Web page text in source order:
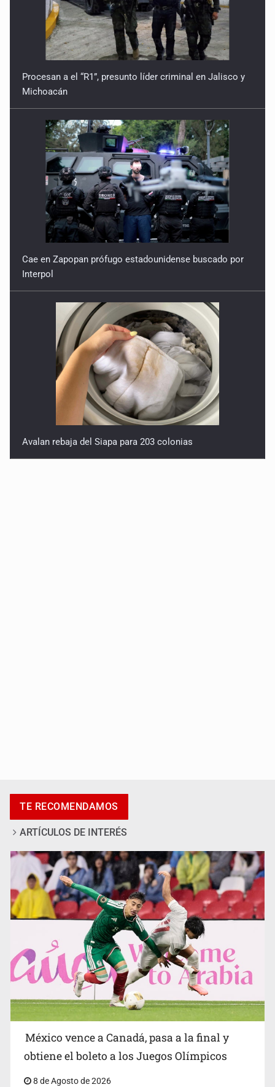
Procesan a el “R1”, presunto líder criminal en Jalisco y
Michoacán
Cae en Zapopan prófugo estadounidense buscado por
Interpol
Avalan rebaja del Siapa para 203 colonias
Accidentes resaltan en causas de muerte
TE RECOMENDAMOS
ARTÍCULOS DE INTERÉS
México vence a Canadá, pasa a la final y
obtiene el boleto a los Juegos Olímpicos
8 de Agosto de 2026